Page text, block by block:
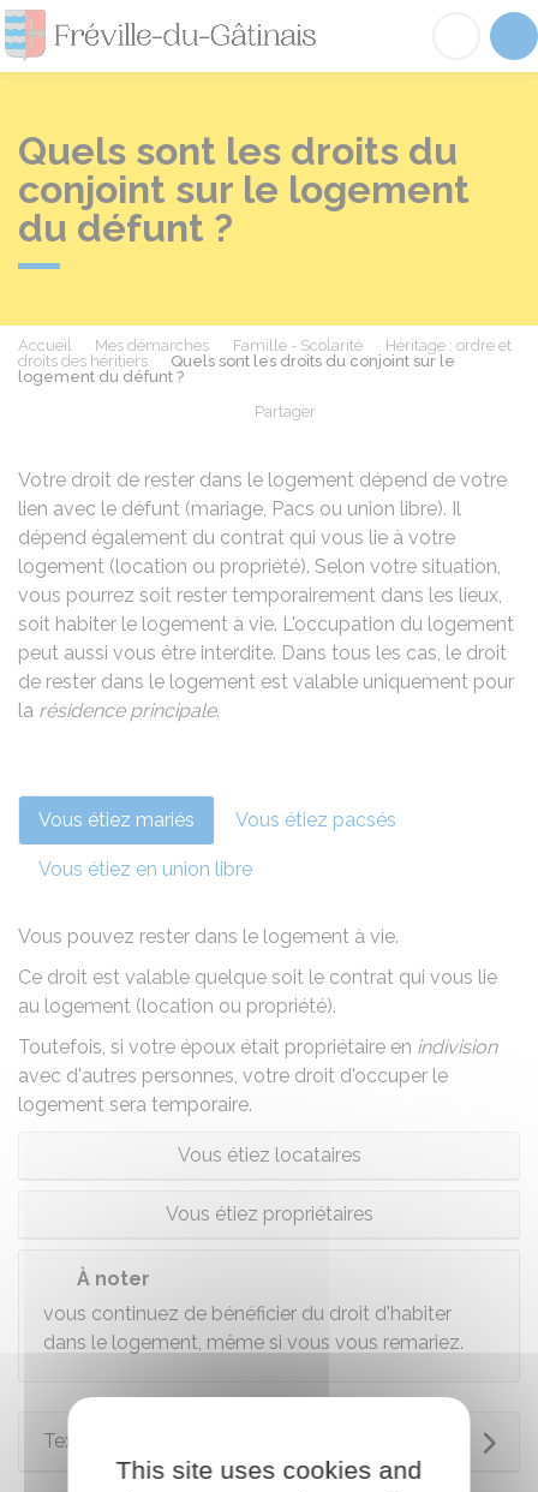
Fréville-du-
Quels sont les droits du
conjoint sur le logement
du défunt ?
Accueil Mes démarches Famille - Scolarité
Héritage : ordre et
droits des héritiers
Quels sont les droits du conjoint sur le
logement du défunt ?
Partager
Votre droit de rester dans le logement dépend de votre
lien avec le défunt (mariage, Pacs ou union libre). Il
dépend également du contrat qui vous lie à votre
logement (location ou propriété). Selon votre situation,
vous pourrez soit rester temporairement dans les lieux,
soit habiter le logement à vie. L'occupation du logement
peut aussi vous être interdite. Dans tous les cas, le droit
de rester dans le logement est valable uniquement pour
la résidence principale.
Vous étiez mariés Vous étiez pacsés
Vous étiez en union libre
Vous pouvez rester dans le logement à vie.
Ce droit est valable quelque soit le contrat qui vous lie
au logement (location ou propriété).
Toutefois, si votre époux était propriétaire en indivision
avec d'autres personnes, votre droit d'occuper le
logement sera temporaire.
Vous étiez locataires
Vous étiez propriétaires
À noter
vous continuez de bénéficier du droit d'habiter
dans le logement, même si vous vous remariez.
Textes de référence
This site uses cookies and